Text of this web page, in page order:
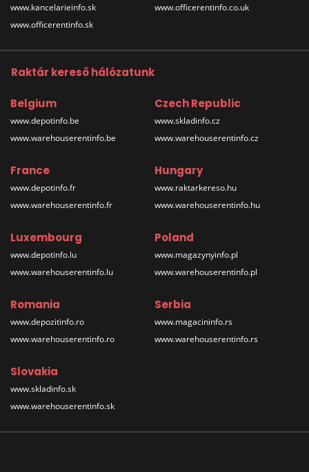
www.kancelarieinfo.sk
www.officerentinfo.sk
www.officerentinfo.co.uk
Raktár kereső hálózatunk
Belgium
www.depotinfo.be
www.warehouserentinfo.be
Czech Republic
www.skladinfo.cz
www.warehouserentinfo.cz
France
www.depotinfo.fr
www.warehouserentinfo.fr
Hungary
www.raktarkereso.hu
www.warehouserentinfo.hu
Luxembourg
www.depotinfo.lu
www.warehouserentinfo.lu
Poland
www.magazynyinfo.pl
www.warehouserentinfo.pl
Romania
www.depozitinfo.ro
www.warehouserentinfo.ro
Serbia
www.magacininfo.rs
www.warehouserentinfo.rs
Slovakia
www.skladinfo.sk
www.warehouserentinfo.sk